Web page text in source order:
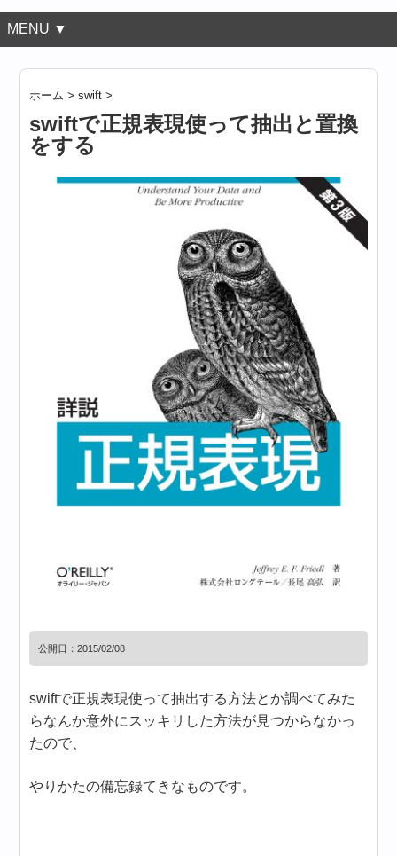
MENU ▼
ホーム >swift >
swiftで正規表現使って抽出と置換
をする
公開日：2015/02/08
swiftで正規表現使って抽出する方法とか調べてみた
らなんか意外にスッキリした方法が見つからなかっ
たので、
やりかたの備忘録てきなものです。